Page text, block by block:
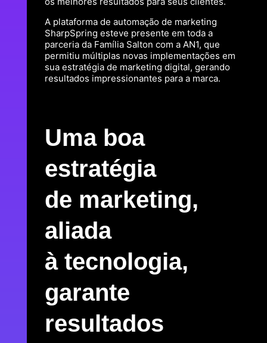
A plataforma de automação de marketing
SharpSpring esteve presente em toda a
parceria da Família Salton com a AN1, que
permitiu múltiplas novas implementações em
sua estratégia de marketing digital, gerando
resultados impressionantes para a marca.
Uma boa
estratégia
de marketing,
aliada
à tecnologia,
garante
resultados